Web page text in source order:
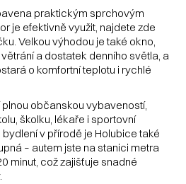
praktickým sprchovým
je efektivně využit, najdete zde
Velkou výhodou je také okno,
a dostatek denního světla, a
o komfortní teplotu i rychlé
občanskou vybaveností,
školku, lékaře i sportovní
v přírodě je Holubice také
– autem jste na stanici metra
minut, což zajišťuje snadné